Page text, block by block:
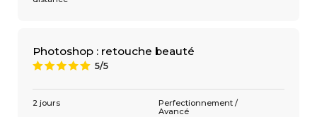
Photoshop : retouche beauté
A 5/5
2 jours
Perfectionnement /
Avancé